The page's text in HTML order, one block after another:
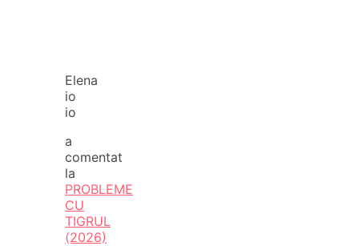
Elena
io
io
a
comentat
la
PROBLEME
CU
TIGRUL
(2026)